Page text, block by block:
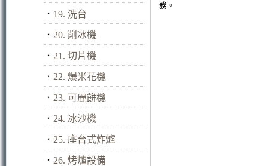
． 19. 洗台
． 20. 削冰機
． 21. 切片機
． 22. 爆米花機
． 23. 可麗餅機
． 24. 冰沙機
． 25. 座台式炸爐
． 26. 烤爐設備
務。